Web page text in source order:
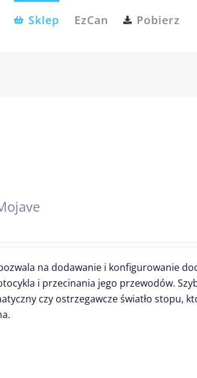
Sklep EzCan Pobierz
na dodawanie i konfigurowanie
i przecinania jego przewodów.
czy ostrzegawcze światło stopu,